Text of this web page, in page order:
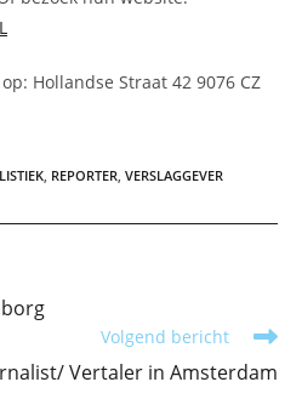
op: Hollandse Straat 42 9076 CZ
REPORTER VERSLAGGEVER
Volgend bericht
Vertaler in Amsterdam